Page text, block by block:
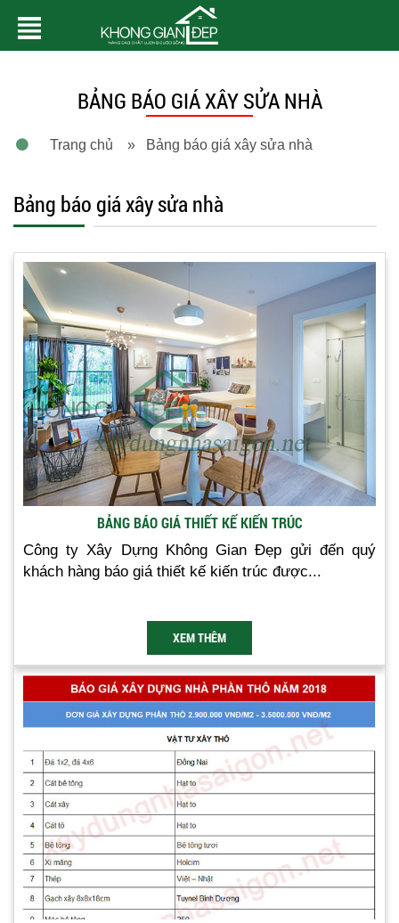
BẢNG BÁO GIÁ XÂY SỬA NHÀ
Trang chủ » Bảng báo giá xây sửa nhà
Bảng báo giá xây sửa nhà
BẢNG BÁO GIÁ THIẾT KẾ KIẾN TRÚC
Công ty Xây Dựng Không Gian Đẹp gửi đến quý
khách hàng báo giá thiết kế kiến trúc được...
XEM THÊM